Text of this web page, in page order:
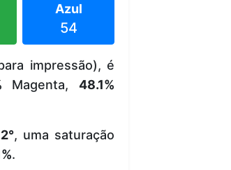
Azul
54
impressão), é
Magenta,48.1%
, uma saturação
.